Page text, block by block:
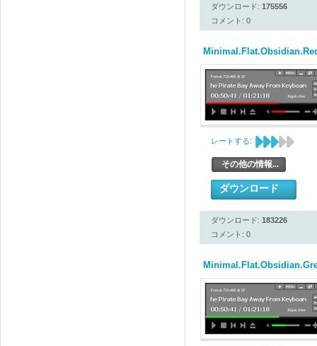
ダウンロード: 175556
コメント: 0
レートする:
その他の情報...
ダウンロード
ダウンロード: 183226
コメント: 0